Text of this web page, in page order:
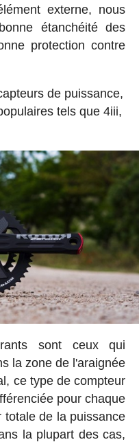
externe, nous
étanchéité des
protection contre
de puissance,
tels que 4iii,
sont ceux qui
la zone de l'araignée
ce type de compteur
pour chaque
totale de la puissance
la plupart des cas,